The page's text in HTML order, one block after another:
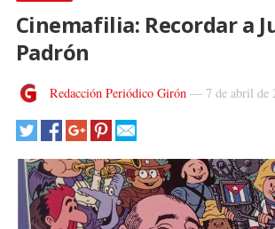
Cinemafilia: Recordar a
Padrón
Redacción Periódico Girón— 7 de abril de